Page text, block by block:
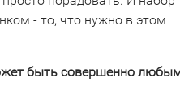
- то, что нужно в этом
быть совершенно